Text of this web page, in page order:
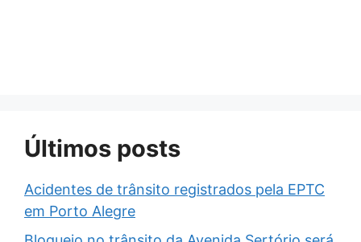
Últimos posts
Acidentes de trânsito registrados pela EPTC
em Porto Alegre